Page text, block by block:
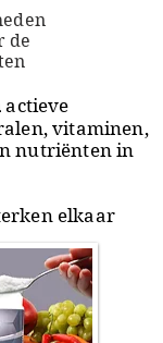
de
actieve
vitaminen,
nutriënten in
elkaar